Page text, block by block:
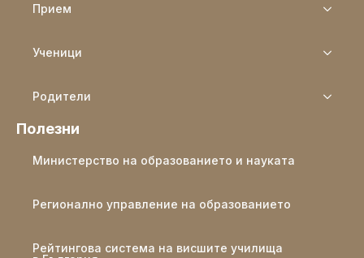
Прием
Ученици
Родители
Полезни
Министерство на образованието и науката
Регионално управление на образованието
Рейтингова система на висшите училища